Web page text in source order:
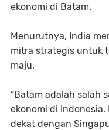
ekonomi di Batam.
Menurutnya, India
mitra strategis untuk
maju.
“Batam adalah salah
ekonomi di
dekat dengan